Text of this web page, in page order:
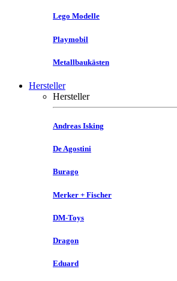
Lego Modelle
Playmobil
Metallbaukästen
Hersteller
Hersteller
Andreas Isking
De Agostini
Burago
Merker + Fischer
DM-Toys
Dragon
Eduard